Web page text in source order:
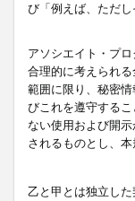
び「例えば、ただし
アソシエイト・プ
合理的に考えられ
範囲に限り、秘密
びこれを遵守する
ない使用および開
されるものとし、
乙と甲とは独立し